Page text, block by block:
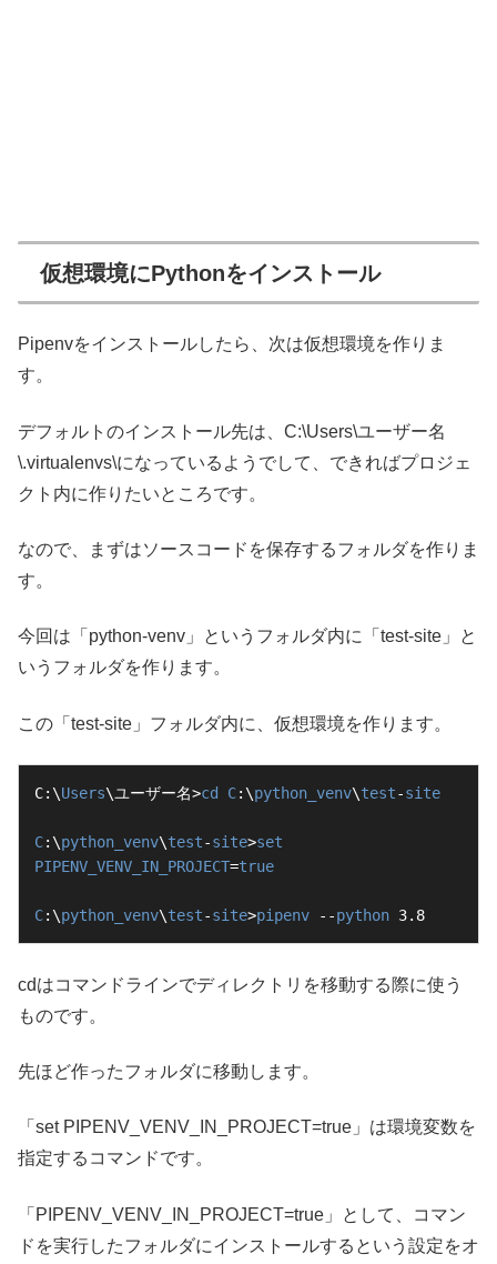
仮想環境にPythonをインストール
Pipenvをインストールしたら、次は仮想環境を作りま
す。
デフォルトのインストール先は、C:\Users\ユーザー名
\.virtualenvs\になっているようでして、できればプロジェ
クト内に作りたいところです。
なので、まずはソースコードを保存するフォルダを作りま
す。
今回は「python-venv」というフォルダ内に「test-site」と
いうフォルダを作ります。
この「test-site」フォルダ内に、仮想環境を作ります。
C:\Users\ユーザー名>cd C:\python_venv\test-site
C:\python_venv\test-site>set
PIPENV_VENV_IN_PROJECT=true
C:\python_venv\test-site>pipenv --python 3.8
cdはコマンドラインでディレクトリを移動する際に使う
ものです。
先ほど作ったフォルダに移動します。
「set PIPENV_VENV_IN_PROJECT=true」は環境変数を
指定するコマンドです。
「PIPENV_VENV_IN_PROJECT=true」として、コマン
ドを実行したフォルダにインストールするという設定をオ